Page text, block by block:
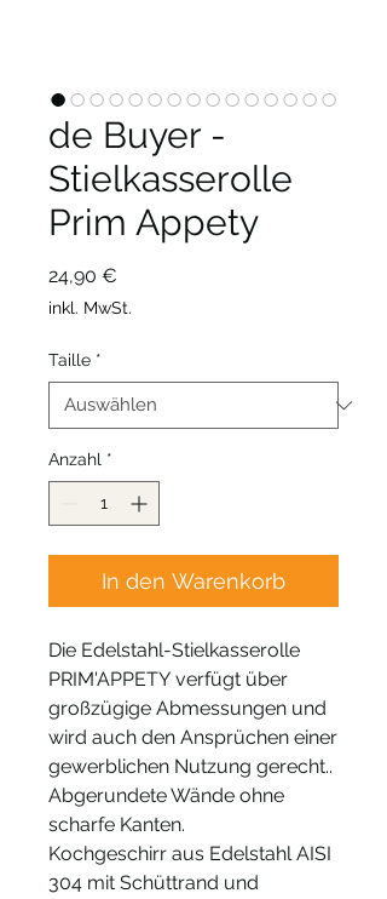
de Buyer -
Stielkasserolle
Prim Appety
24,90 €
inkl. MwSt.
Taille *
Anzahl *
In den Warenkorb
Die Edelstahl-Stielkasserolle
PRIM'APPETY verfügt über
großzügige Abmessungen und
wird auch den Ansprüchen einer
gewerblichen Nutzung gerecht..
Abgerundete Wände ohne
scharfe Kanten.
Kochgeschirr aus Edelstahl AISI
304 mit Schüttrand und